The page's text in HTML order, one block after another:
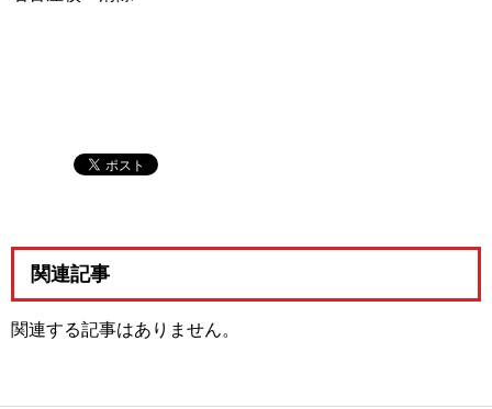
関連記事
関連する記事はありません。